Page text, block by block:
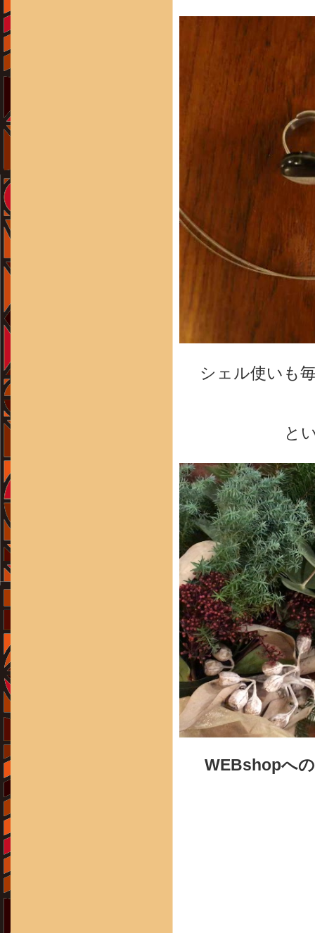
シェル使いも
と
WEBshopへ